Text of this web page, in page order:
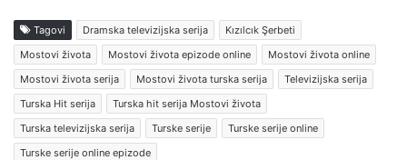
Tagovi Dramska televizijska serija
Kızılcık Şerbeti
Mostovi života
Mostovi života epizode online
Mostovi života online
Mostovi života serija
Mostovi života turska serija
Televizijska serija
Turska Hit serija
Turska hit serija Mostovi života
Turska televizijska serija
Turske serije
Turske serije online
Turske serije online epizode